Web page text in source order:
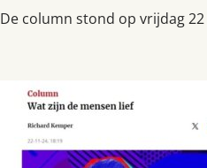
De column stond op vrijdag